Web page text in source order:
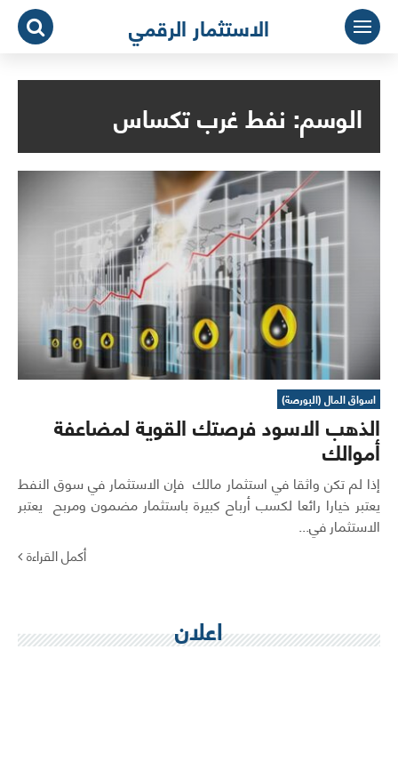
التجاوز
المحتوى
الاستثمار الرقمي
الوسم: نفط غرب تكساس
اسواق المال (البورصة)
الذهب الاسود فرصتك القوية لمضاعفة
أموالك
إذا لم تكن واثقا في استثمار مالك فإن الاستثمار في سوق النفط
يعتبر خيارا رائعا لكسب أرباح كبيرة باستثمار مضمون ومربح يعتبر
الاستثمار في...
أكمل القراءة
اعلان